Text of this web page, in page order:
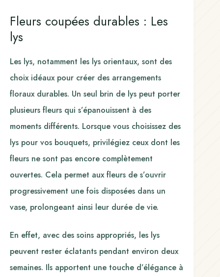
Fleurs coupées durables : Les
lys
Les lys, notamment les lys orientaux, sont des
choix idéaux pour créer des arrangements
floraux durables. Un seul brin de lys peut porter
plusieurs fleurs qui s’épanouissent à des
moments différents. Lorsque vous choisissez des
lys pour vos bouquets, privilégiez ceux dont les
fleurs ne sont pas encore complètement
ouvertes. Cela permet aux fleurs de s’ouvrir
progressivement une fois disposées dans un
vase, prolongeant ainsi leur durée de vie.
En effet, avec des soins appropriés, les lys
peuvent rester éclatants pendant environ deux
semaines. Ils apportent une touche d’élégance à